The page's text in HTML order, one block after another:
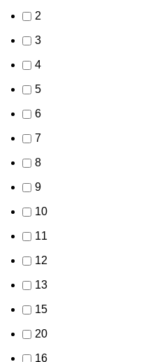
2
3
4
5
6
7
8
9
10
11
12
13
15
20
16